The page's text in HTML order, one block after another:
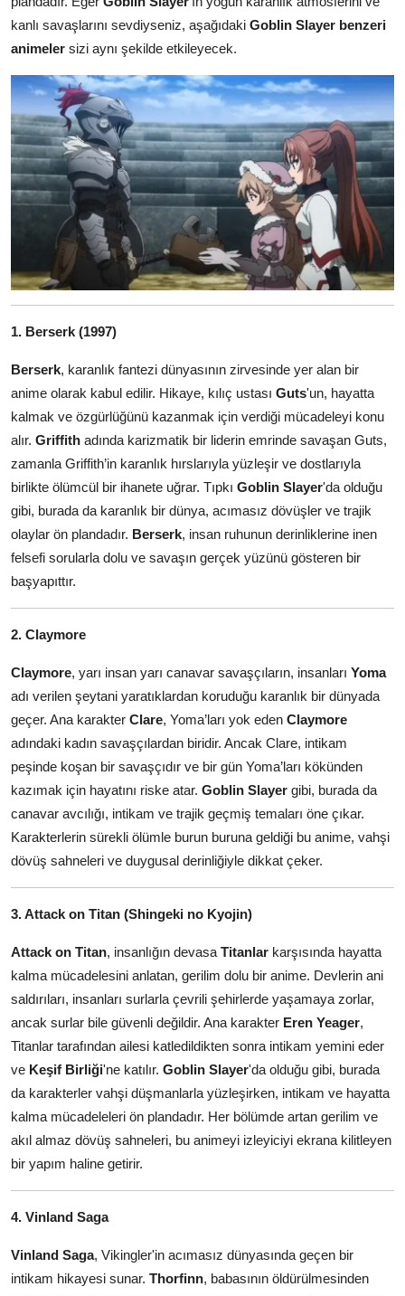
kanlı savaşlarını sevdiyseniz, aşağıdaki Goblin Slayer benzeri
animeler sizi aynı şekilde etkileyecek.
1. Berserk (1997)
Berserk, karanlık fantezi dünyasının zirvesinde yer alan bir
anime olarak kabul edilir. Hikaye, kılıç ustası Guts'un, hayatta
kalmak ve özgürlüğünü kazanmak için verdiği mücadeleyi konu
alır. Griffith adında karizmatik bir liderin emrinde savaşan Guts,
zamanla Griffith’in karanlık hırslarıyla yüzleşir ve dostlarıyla
birlikte ölümcül bir ihanete uğrar. Tıpkı Goblin Slayer'da olduğu
gibi, burada da karanlık bir dünya, acımasız dövüşler ve trajik
olaylar ön plandadır. Berserk, insan ruhunun derinliklerine inen
felsefi sorularla dolu ve savaşın gerçek yüzünü gösteren bir
başyapıttır.
2. Claymore
Claymore, yarı insan yarı canavar savaşçıların, insanları Yoma
adı verilen şeytani yaratıklardan koruduğu karanlık bir dünyada
geçer. Ana karakter Clare, Yoma’ları yok eden Claymore
adındaki kadın savaşçılardan biridir. Ancak Clare, intikam
peşinde koşan bir savaşçıdır ve bir gün Yoma’ları kökünden
kazımak için hayatını riske atar. Goblin Slayer gibi, burada da
canavar avcılığı, intikam ve trajik geçmiş temaları öne çıkar.
Karakterlerin sürekli ölümle burun buruna geldiği bu anime, vahşi
dövüş sahneleri ve duygusal derinliğiyle dikkat çeker.
3. Attack on Titan (Shingeki no Kyojin)
Attack on Titan, insanlığın devasa Titanlar karşısında hayatta
kalma mücadelesini anlatan, gerilim dolu bir anime. Devlerin ani
saldırıları, insanları surlarla çevrili şehirlerde yaşamaya zorlar,
ancak surlar bile güvenli değildir. Ana karakter Eren Yeager,
Titanlar tarafından ailesi katledildikten sonra intikam yemini eder
ve Keşif Birliği'ne katılır. Goblin Slayer'da olduğu gibi, burada
da karakterler vahşi düşmanlarla yüzleşirken, intikam ve hayatta
kalma mücadeleleri ön plandadır. Her bölümde artan gerilim ve
akıl almaz dövüş sahneleri, bu animeyi izleyiciyi ekrana kilitleyen
bir yapım haline getirir.
4. Vinland Saga
Vinland Saga, Vikingler'in acımasız dünyasında geçen bir
intikam hikayesi sunar. Thorfinn, babasının öldürülmesinden